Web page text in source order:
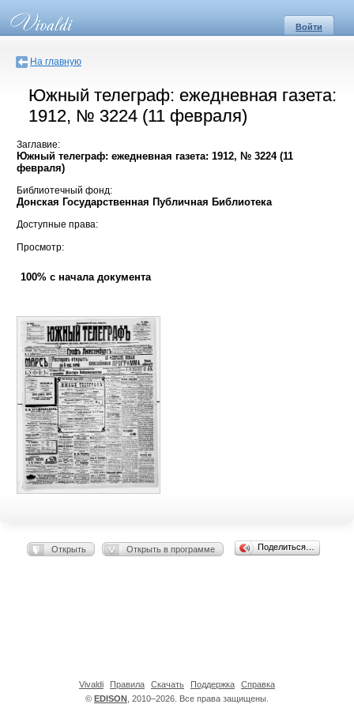
Войти
На главную
Южный телеграф: ежедневная газета:
1912, № 3224 (11 февраля)
Заглавие:
Южный телеграф: ежедневная газета: 1912, № 3224 (11
февраля)
Библиотечный фонд:
Донская Государственная Публичная Библиотека
Доступные права:
Просмотр:
100% с начала документа
Открыть Открыть в программе Поделиться…
© EDISON , 2010–2026. Все права защищены.
Vivaldi Правила Скачать Поддержка Справка